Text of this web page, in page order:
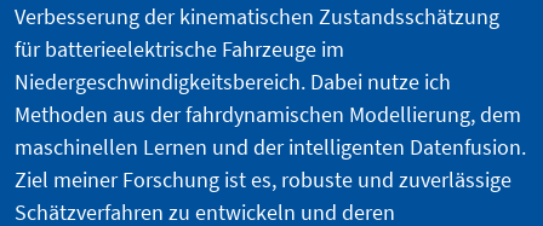
Verbesserung der kinematischen Zustandsschätzung
für batterieelektrische Fahrzeuge im
Niedergeschwindigkeitsbereich. Dabei nutze ich
Methoden aus der fahrdynamischen Modellierung, dem
maschinellen Lernen und der intelligenten Datenfusion.
Ziel meiner Forschung ist es, robuste und zuverlässige
Schätzverfahren zu entwickeln und deren